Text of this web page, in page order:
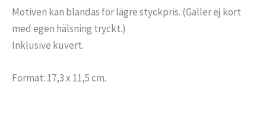
Motiven kan blandas för lägre styckpris. (Gäller ej kort
med egen hälsning tryckt.)
Inklusive kuvert.
Format: 17,3 x 11,5 cm.